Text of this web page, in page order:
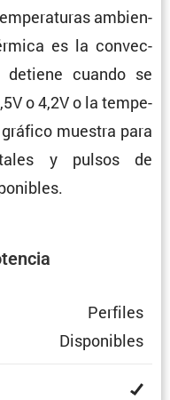
ambien­
es la convec­
cuando se
o 4,2V o la tempe­
muestra para
y pulsos de
Perfiles
Dispo­ni­bles